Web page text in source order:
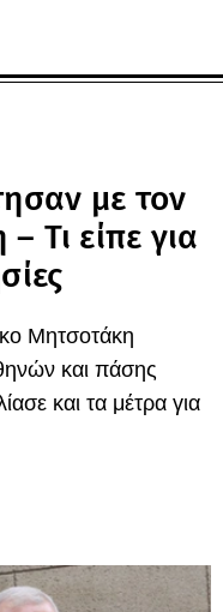
με τον
Τι είπε για
Μητσοτάκη
και πάσης
και τα μέτρα για